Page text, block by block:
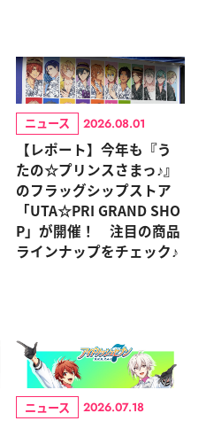
ニュース 2026.08.01
【レポート】今年も『う
たの☆プリンスさまっ♪』
のフラッグシップストア
「UTA☆PRI GRAND SHO
P」が開催！ 注目の商品
ラインナップをチェック♪
ニュース 2026.07.18